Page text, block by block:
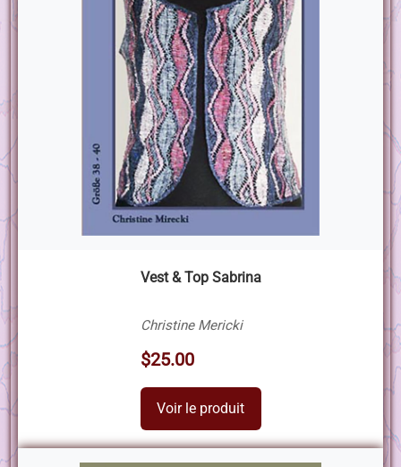
Vest & Top Sabrina
Christine Mericki
$25.00
Voir le produit